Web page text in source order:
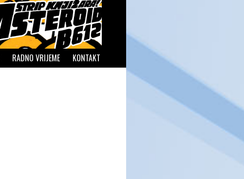
RADNO VRIJEME KONTAKT